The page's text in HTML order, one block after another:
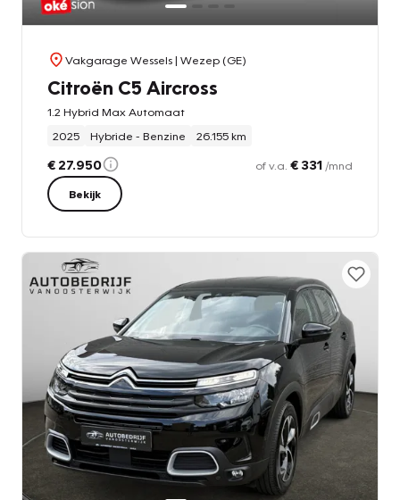
Vakgarage Wessels| Wezep (GE)
Citroën C5 Aircross
1.2 Hybrid Max Automaat
2025
Hybride - Benzine 26.155 km
€ 27.950 of v.a. € 331 /mnd
Bekijk